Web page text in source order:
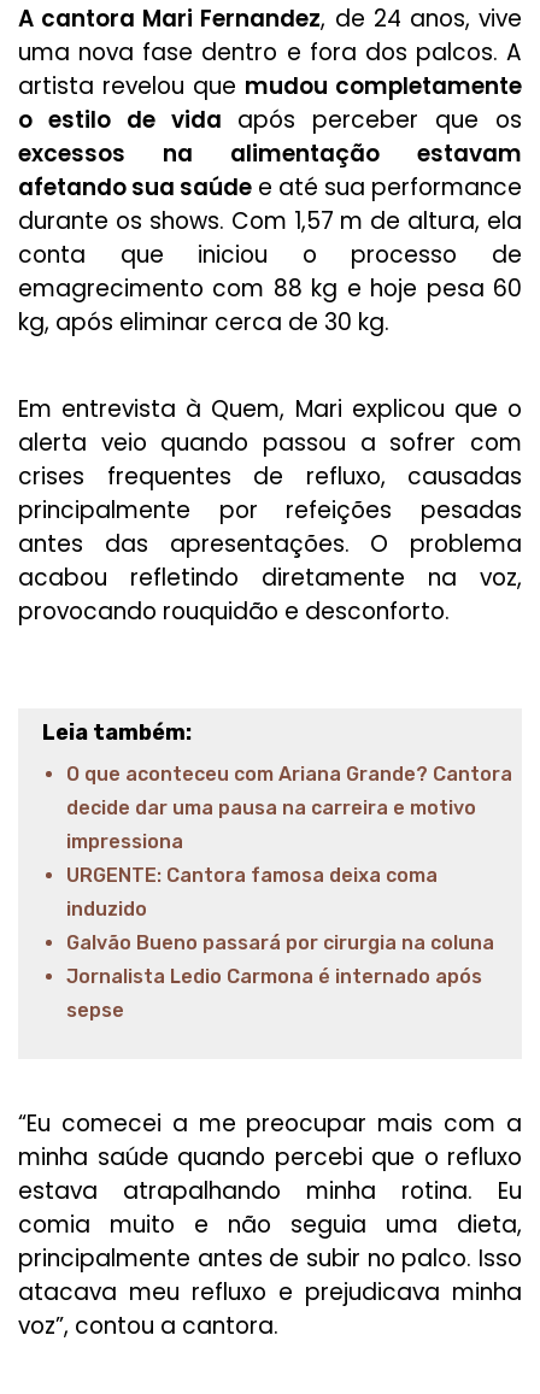
A cantora Mari Fernandez, de 24 anos, vive
uma nova fase dentro e fora dos palcos. A
artista revelou que mudou completamente
o estilo de vida após perceber que os
excessos na alimentação estavam
afetando sua saúde e até sua performance
durante os shows. Com 1,57 m de altura, ela
conta que iniciou o processo de
emagrecimento com 88 kg e hoje pesa 60
kg, após eliminar cerca de 30 kg.
Em entrevista à Quem, Mari explicou que o
alerta veio quando passou a sofrer com
crises frequentes de refluxo, causadas
principalmente por refeições pesadas
antes das apresentações. O problema
acabou refletindo diretamente na voz,
provocando rouquidão e desconforto.
Leia também:
O que aconteceu com Ariana Grande? Cantora
decide dar uma pausa na carreira e motivo
impressiona
URGENTE: Cantora famosa deixa coma
induzido
Galvão Bueno passará por cirurgia na coluna
Jornalista Ledio Carmona é internado após
sepse
“Eu comecei a me preocupar mais com a
minha saúde quando percebi que o refluxo
estava atrapalhando minha rotina. Eu
comia muito e não seguia uma dieta,
principalmente antes de subir no palco. Isso
atacava meu refluxo e prejudicava minha
voz”, contou a cantora.